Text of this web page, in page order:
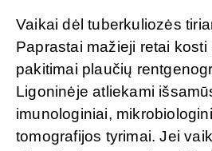
Vaikai dėl tuberkuliozės
Paprastai mažieji retai
pakitimai plaučių
Ligoninėje atliekami
imunologiniai,
tomografijos tyrimai. Jei